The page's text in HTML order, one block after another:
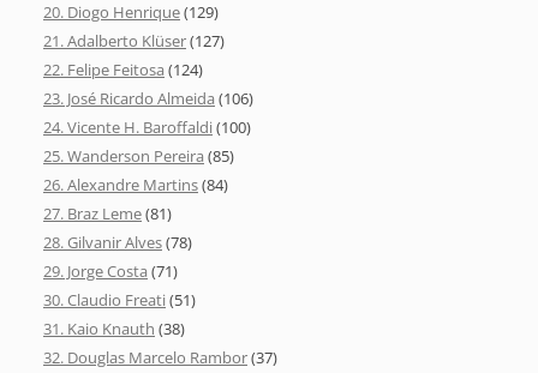
20. Diogo Henrique(129)
21. Adalberto Klüser(127)
22. Felipe Feitosa (124)
23. José Ricardo Almeida (106)
24. Vicente H. Baroffaldi(100)
25. Wanderson Pereira (85)
26. Alexandre Martins(84)
27. Braz Leme(81)
28. Gilvanir Alves(78)
29. Jorge Costa (71)
30. Claudio Freati(51)
31. Kaio Knauth (38)
32. Douglas Marcelo Rambor(37)